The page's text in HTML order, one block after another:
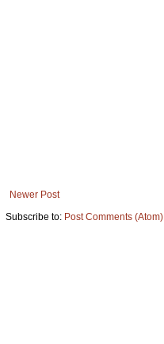
Newer Post
Subscribe to: Post Comments (Atom)